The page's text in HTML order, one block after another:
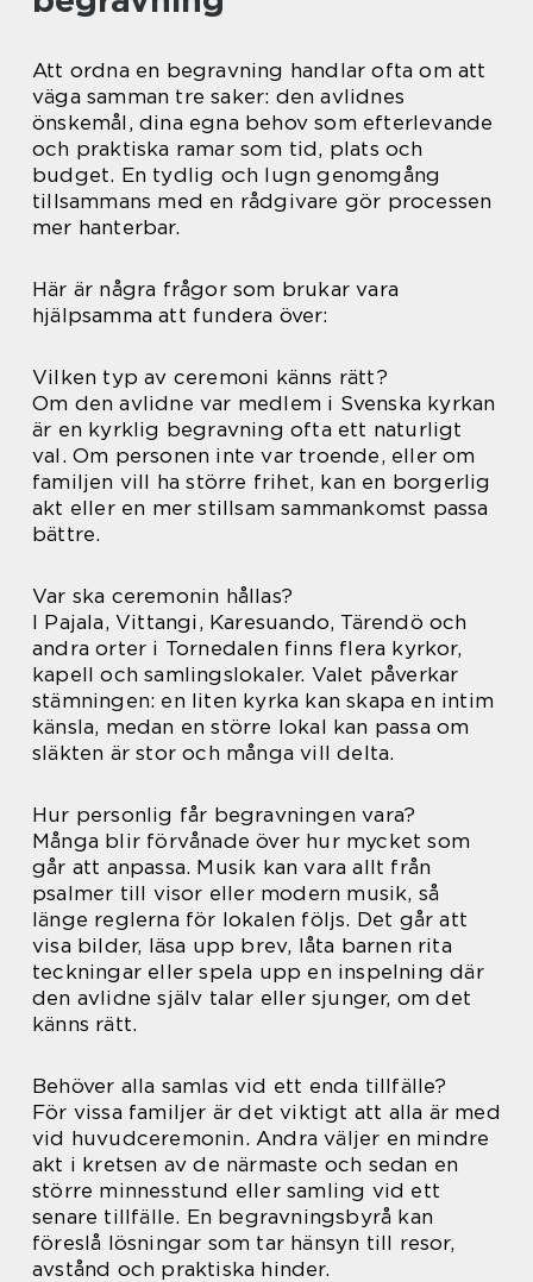
Att ordna en begravning handlar ofta om att
väga samman tre saker: den avlidnes
önskemål, dina egna behov som efterlevande
och praktiska ramar som tid, plats och
budget. En tydlig och lugn genomgång
tillsammans med en rådgivare gör processen
mer hanterbar.
Här är några frågor som brukar vara
hjälpsamma att fundera över:
Vilken typ av ceremoni känns rätt?
Om den avlidne var medlem i Svenska kyrkan
är en kyrklig begravning ofta ett naturligt
val. Om personen inte var troende, eller om
familjen vill ha större frihet, kan en borgerlig
akt eller en mer stillsam sammankomst passa
bättre.
Var ska ceremonin hållas?
I Pajala, Vittangi, Karesuando, Tärendö och
andra orter i Tornedalen finns flera kyrkor,
kapell och samlingslokaler. Valet påverkar
stämningen: en liten kyrka kan skapa en intim
känsla, medan en större lokal kan passa om
släkten är stor och många vill delta.
Hur personlig får begravningen vara?
Många blir förvånade över hur mycket som
går att anpassa. Musik kan vara allt från
psalmer till visor eller modern musik, så
länge reglerna för lokalen följs. Det går att
visa bilder, läsa upp brev, låta barnen rita
teckningar eller spela upp en inspelning där
den avlidne själv talar eller sjunger, om det
känns rätt.
Behöver alla samlas vid ett enda tillfälle?
För vissa familjer är det viktigt att alla är med
vid huvudceremonin. Andra väljer en mindre
akt i kretsen av de närmaste och sedan en
större minnesstund eller samling vid ett
senare tillfälle. En begravningsbyrå kan
föreslå lösningar som tar hänsyn till resor,
avstånd och praktiska hinder.